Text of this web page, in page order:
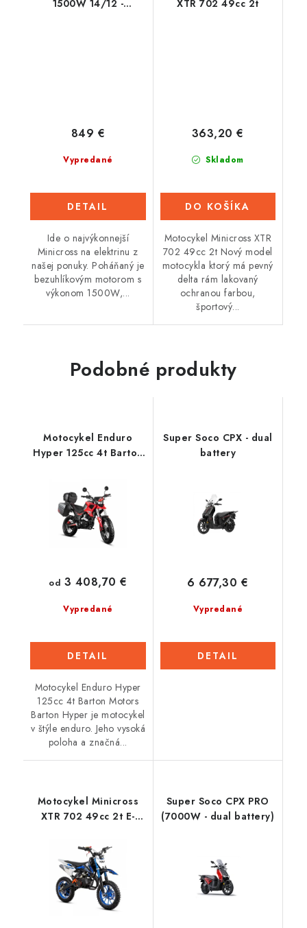
1500W 14/12 -
Vypredané
849 €
DETAIL
Ide o najvýkonnejší
Minicross na elektrinu z
našej ponuky. Poháňaný je
bezuhlíkovým motorom s
výkonom 1500W,...
XTR 702 49cc 2t
Skladom
363,20 €
DO KOŠÍKA
Motocykel Minicross XTR
702 49cc 2t Nový model
motocykla ktorý má pevný
delta rám lakovaný
ochranou farbou,
športový...
Podobné produkty
Motocykel Enduro
Hyper 125cc 4t Barton
Vypredané
od 3 408,70 €
DETAIL
Motocykel Enduro Hyper
125cc 4t Barton Motors
Barton Hyper je motocykel
v štýle enduro. Jeho vysoká
poloha a značná...
Super Soco CPX - dual
battery
Vypredané
6 677,30 €
DETAIL
Motocykel Minicross
XTR 702 49cc 2t E-
Super Soco CPX PRO
(7000W - dual battery)